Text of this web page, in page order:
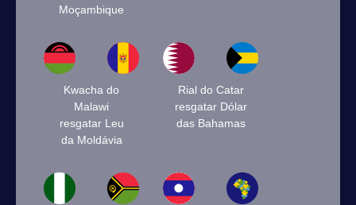
Moçambique
Kwacha do
Malawi
resgatar Leu
da Moldávia
Rial do Catar
resgatar Dólar
das Bahamas